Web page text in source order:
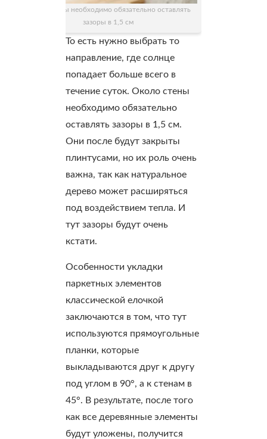
Около стены необходимо обязательно оставлять
зазоры в 1,5 см
То есть нужно выбрать то
направление, где солнце
попадает больше всего в
течение суток. Около стены
необходимо обязательно
оставлять зазоры в 1,5 см.
Они после будут закрыты
плинтусами, но их роль очень
важна, так как натуральное
дерево может расширяться
под воздействием тепла. И
тут зазоры будут очень
кстати.
Особенности укладки
паркетных элементов
классической елочкой
заключаются в том, что тут
используются прямоугольные
планки, которые
выкладываются друг к другу
под углом в 90°, а к стенам в
45°. В результате, после того
как все деревянные элементы
будут уложены, получится